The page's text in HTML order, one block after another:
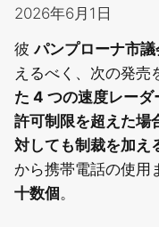
2026年6月1日
彼パンプローナ市議
えるべく、次の発売
た 4 つの速度レーダ
許可制限を超えた場
対しても制裁を加え
から携帯電話の使用
十数個。